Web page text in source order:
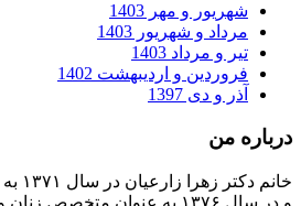
شهریور و مهر 1403
مرداد و شهریور 1403
تیر و مرداد 1403
فروردین و اردیبهشت 1402
آذر و دی 1397
درباره من
خانم دکتر زهرا زارعیان در سال ۱۳۷۱ به عنوان پزشک عمومی از دانشگاه علوم پزشکی فارغ التحصیل شدند
و در سال ۱۳۷۶ به عنوان متخصص زنان و زایمان فارق التحصیل شدند